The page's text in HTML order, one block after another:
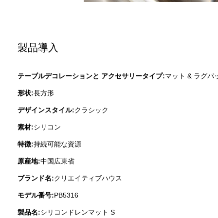
製品導入
テーブルデコレーションと アクセサリータイプ:マット & ラグパ
形状:長方形
デザインスタイル:クラシック
素材:シリコン
特徴:持続可能な資源
原産地:中国広東省
ブランド名:クリエイティブハウス
モデル番号:PB5316
製品名:シリコンドレンマット S